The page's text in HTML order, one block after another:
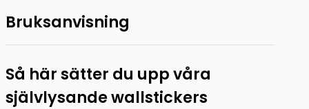
Bruksanvisning
Så här sätter du upp våra
självlysande wallstickers